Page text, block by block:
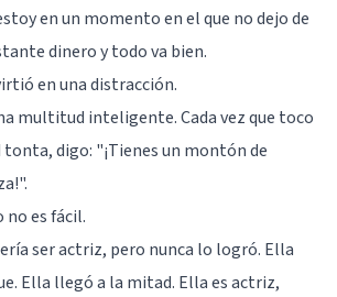
en un momento en el que no dejo de
dinero y todo va bien.
en una distracción.
multitud inteligente. Cada vez que toco
digo: "¡Tienes un montón de
no es fácil.
ser actriz, pero nunca lo logró. Ella
Ella llegó a la mitad. Ella es actriz,